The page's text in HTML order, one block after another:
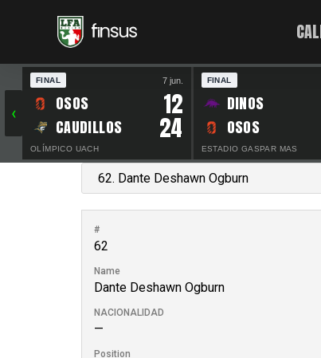
‹
FINAL 7 jun.
OSOS 12
CAUDILLOS 24
OLÍMPICO UACH
FINAL
DINOS
OSOS
ESTADIO GASPAR MAS
#
62
Name
Dante Deshawn Ogburn
NACIONALIDAD
—
Position